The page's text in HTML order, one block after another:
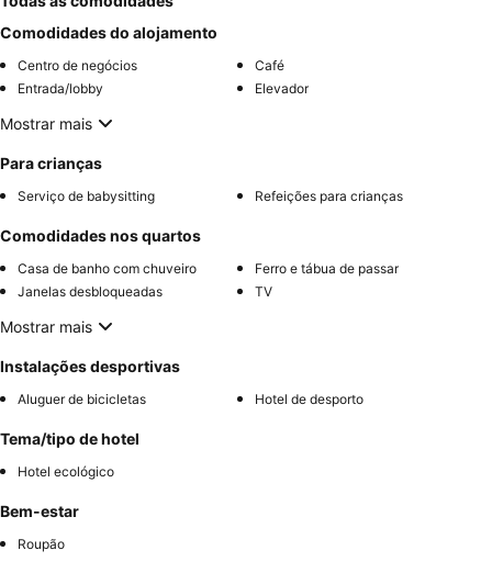
Comodidades do alojamento
Centro de negócios
Café
Entrada/lobby
Elevador
Mostrar mais
Para crianças
Serviço de babysitting Refeições para crianças
Comodidades nos quartos
Casa de banho com chuveiro
Ferro e tábua de passar
Janelas desbloqueadas
TV
Mostrar mais
Instalações desportivas
Aluguer de bicicletas Hotel de desporto
Tema/tipo de hotel
Hotel ecológico
Bem-estar
Roupão